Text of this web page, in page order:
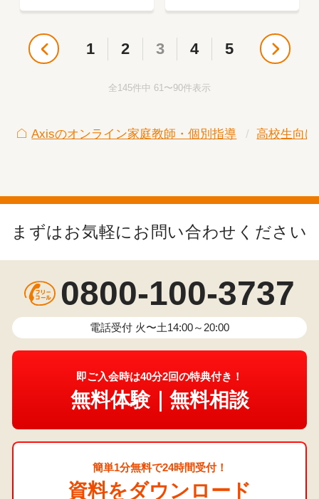
1 2 3 4 5
全145件中 61〜90件表示
Axisのオンライン家庭教師・個別指導 高校生向け
まずはお気軽にお問い合わせください
0800-100-3737
電話受付 火〜土14:00～20:00
即ご入会時は40分2回の特典付き！
無料体験｜無料相談
簡単1分無料で24時間受付！
資料をダウンロード